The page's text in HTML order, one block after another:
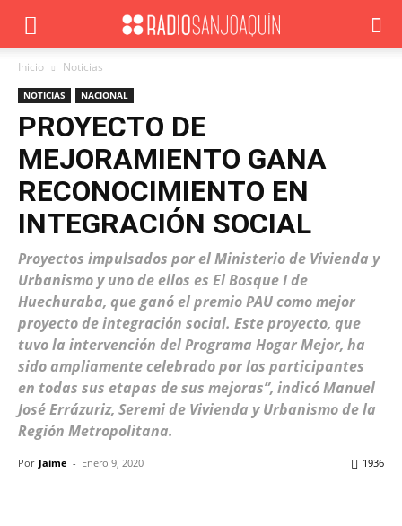
Inicio Noticias
NOTICIAS NACIONAL
PROYECTO DE
MEJORAMIENTO GANA
RECONOCIMIENTO EN
INTEGRACIÓN SOCIAL
Proyectos impulsados por el Ministerio de Vivienda y
Urbanismo y uno de ellos es El Bosque I de
Huechuraba, que ganó el premio PAU como mejor
proyecto de integración social. Este proyecto, que
tuvo la intervención del Programa Hogar Mejor, ha
sido ampliamente celebrado por los participantes
en todas sus etapas de sus mejoras”, indicó Manuel
José Errázuriz, Seremi de Vivienda y Urbanismo de la
Región Metropolitana.
Por Jaime - Enero 9, 2020 1936